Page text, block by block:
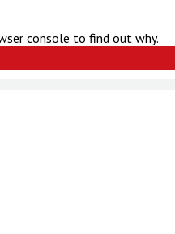
console to find out why.